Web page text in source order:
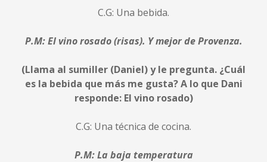
C.G: Una bebida.
P.M: El vino rosado (risas). Y mejor de Provenza.
(Llama al sumiller (Daniel) y le pregunta. ¿Cuál
es la bebida que más me gusta? A lo que Dani
responde: El vino rosado)
C.G: Una técnica de cocina.
P.M: La baja temperatura